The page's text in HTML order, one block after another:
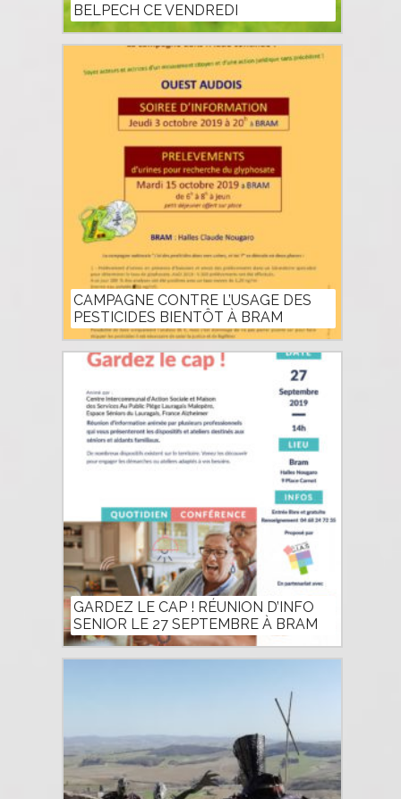
BELPECH CE VENDREDI
CAMPAGNE CONTRE L’USAGE DES
PESTICIDES BIENTÔT À BRAM
GARDEZ LE CAP ! RÉUNION D’INFO
SENIOR LE 27 SEPTEMBRE À BRAM